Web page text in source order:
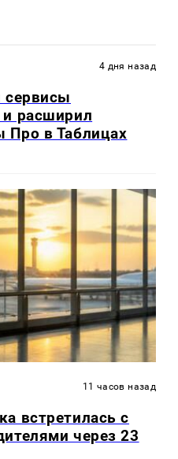
4 дня назад
сервисы
расширил
Про в Таблицах
11 часов назад
встретилась с
через 23